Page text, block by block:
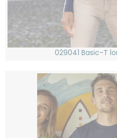
029041 Basic-T